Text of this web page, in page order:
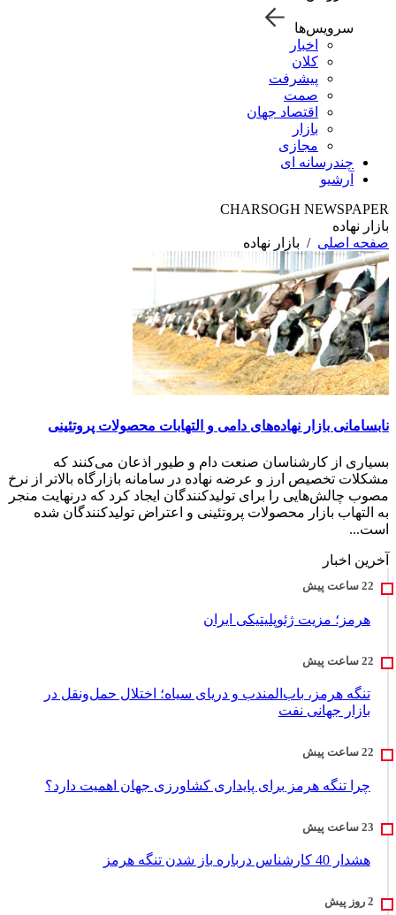
سرویس‌ها
اخبار
کلان
پیشرفت
صمت
اقتصاد جهان
بازار
مجازی
چندرسانه ای
آرشیو
CHARSOGH NEWSPAPER
بازار نهاده
صفحه اصلی / بازار نهاده
نابسامانی بازار نهاده‌های دامی و التهابات محصولات پروتئینی
بسیاری از کارشناسان صنعت دام و طیور اذعان می‌کنند که
مشکلات تخصیص ارز و عرضه نهاده در سامانه بازارگاه بالاتر از نرخ
مصوب چالش‌هایی را برای تولیدکنندگان ایجاد کرد که درنهایت منجر
به التهاب بازار محصولات پروتئینی و اعتراض تولیدکنندگان شده
است...
آخرین اخبار
هرمز؛ مزیت ژئوپلیتیکی ایران
تنگه هرمز، باب‌المندب و دریای سیاه؛ اختلال حمل‌ونقل در
بازار جهانی نفت
چرا تنگه هرمز برای پایداری کشاورزی جهان اهمیت دارد؟
هشدار 40 کارشناس درباره باز شدن تنگه هرمز